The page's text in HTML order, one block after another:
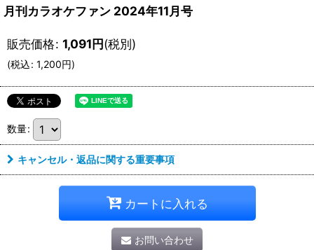
月刊カラオケファン 2024年11月号
販売価格: 1,091円(税別)
(税込: 1,200円)
数量:
キャンセル・返品に関する重要事項
カートに入れる
お問い合わせ